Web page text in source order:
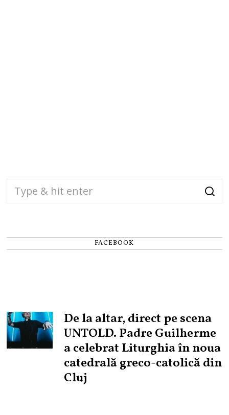
FACEBOOK
De la altar, direct pe scena
UNTOLD. Padre Guilherme
a celebrat Liturghia în noua
catedrală greco-catolică din
Cluj